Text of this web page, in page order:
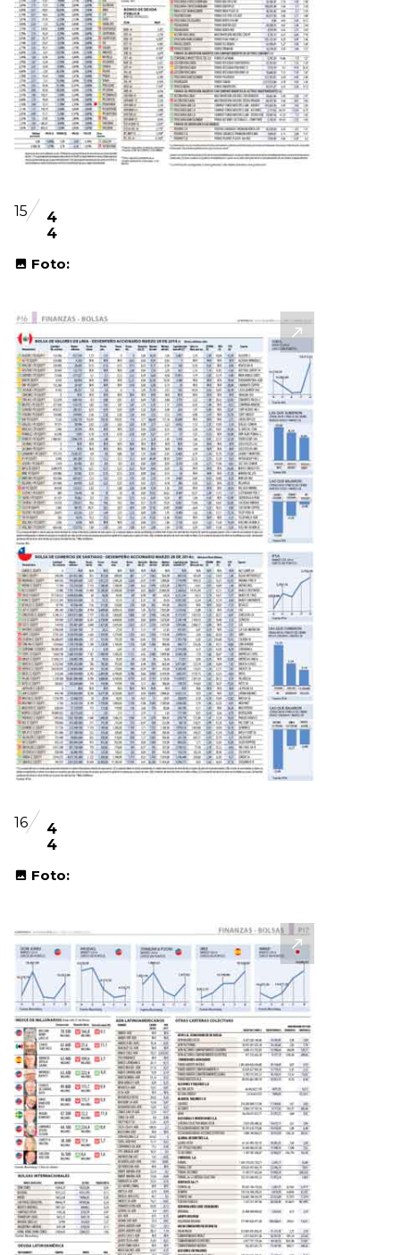
15
4
4
Foto:
16
4
4
Foto: